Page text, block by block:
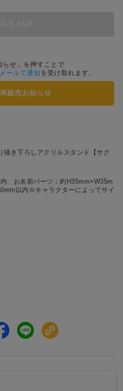
#名探偵コナン #Dr.STONE（ドクターストーン）
らせ」を押すことで
ールで通知 を受け取れます。
再販売お知らせ
描き下ろしアクリルスタンド【サク
、お名前パーツ：約H35mm×W35m
以内※キャラクターによってサイ